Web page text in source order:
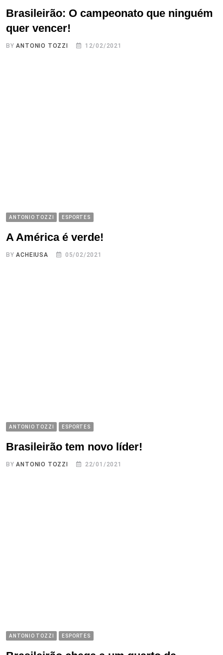
Brasileirão: O campeonato que ninguém
quer vencer!
BYANTONIO TOZZI 12/02/2021
ANTONIO TOZZI ESPORTES
A América é verde!
BYACHEIUSA 05/02/2021
ANTONIO TOZZI ESPORTES
Brasileirão tem novo líder!
BYANTONIO TOZZI 22/01/2021
ANTONIO TOZZI ESPORTES